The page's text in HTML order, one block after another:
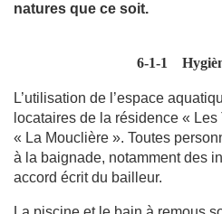
natures que ce soit.
6-1-1
L’utilisation de l’espace
locataires de la résidence «
« La Mouclière ». Toutes
à la baignade, notamment des
accord écrit du bailleur.